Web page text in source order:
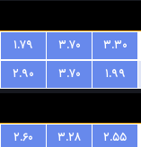
۳.۳۰ ۳.۷۰
۱.۷۹
۱.۹۹ ۳.۷۰
۲.۹۰
۲.۵۵ ۳.۲۸
۲.۶۰